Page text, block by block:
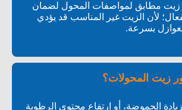
زيت مطابق لمواصفات المحول لضمان
لأن الزيت غير المناسب قد يؤدي
بسرعة.
زيت المحولات؟
الحموضة، أو ارتفاع محتوى الرطوبة